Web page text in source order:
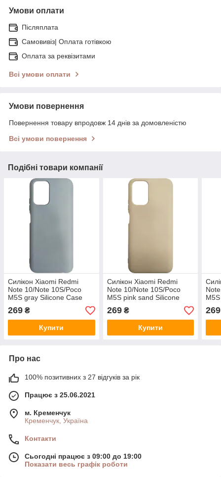
Умови оплати
Післяплата
Самовивіз| Оплата готівкою
Оплата за реквізитами
Всі умови оплати
Умови повернення
Повернення товару впродовж 14 днів за домовленістю
Всі умови повернення
Подібні товари компанії
Силікон Xiaomi Redmi
Note 10/Note 10S/Poco
M5S gray Silicone Case
269 ₴
Купити
Силікон Xiaomi Redmi
Note 10/Note 10S/Poco
M5S pink sand Silicone
Case
269₴
Купити
269
Про нас
100% позитивних з 27 відгуків за рік
Працює з 25.06.2021
м. Кременчук
Кременчук, Україна
Контакти
Сьогодні працює з 09:00 до 19:00
Показати весь графік роботи